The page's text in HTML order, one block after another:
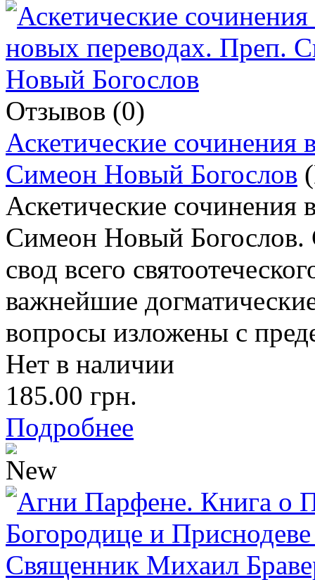
Отзывов (0)
Аскетические сочинения
Симеон Новый Богослов
Аскетические сочинения
Симеон Новый Богослов.
свод всего
важнейшие
вопросы изложены с
Нет в наличии
185.00 грн.
Подробнее